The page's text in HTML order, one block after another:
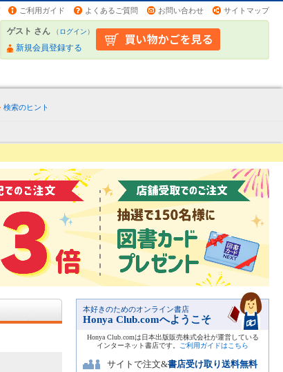
ご利用ガイド よくあるご質問 お問い合わせ サイトマップ
ゲスト さん （ログイン）
新規会員登録する
検索のヒント
本好きのためのオンライン書店
Honya Club.comへようこそ
Honya Club.comは日本出版販売株式会社が運営している
インターネット書店です。
ご利用ガイドはこちら
サイトで注文&書店受け取り送料無料